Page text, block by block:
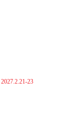
2027.2.21-23